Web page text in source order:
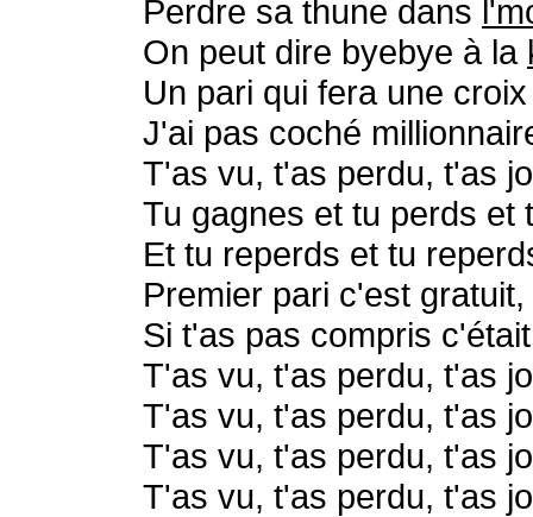
Perdre sa thune dans
On peut dire byebye à la
Un pari qui fera une
J'ai pas coché
T'as vu, t'as perdu, t'as
Tu gagnes et tu perds et
Et tu reperds et tu
Premier pari c'est
Si t'as pas compris
T'as vu, t'as perdu, t'as
T'as vu, t'as perdu, t'as
T'as vu, t'as perdu, t'as
T'as vu, t'as perdu, t'as